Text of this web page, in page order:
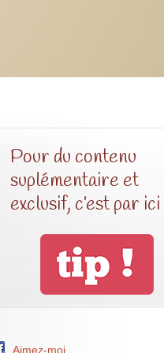
Pour du contenu
suplémentaire et
exclusif, c’est par ici
Aimez-moi